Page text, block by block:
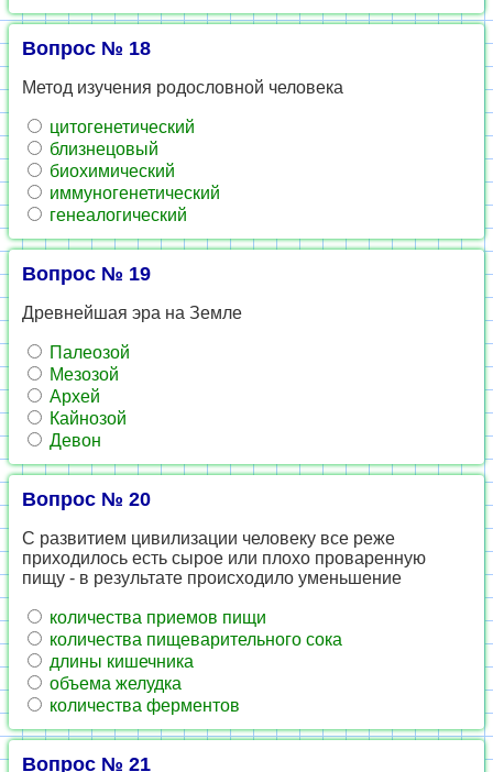
Вопрос № 18
Метод изучения родословной человека
цитогенетический
близнецовый
биохимический
иммуногенетический
генеалогический
Вопрос № 19
Древнейшая эра на Земле
Палеозой
Мезозой
Архей
Кайнозой
Девон
Вопрос № 20
С развитием цивилизации человеку все реже
приходилось есть сырое или плохо проваренную
пищу - в результате происходило уменьшение
количества приемов пищи
количества пищеварительного сока
длины кишечника
объема желудка
количества ферментов
Вопрос № 21